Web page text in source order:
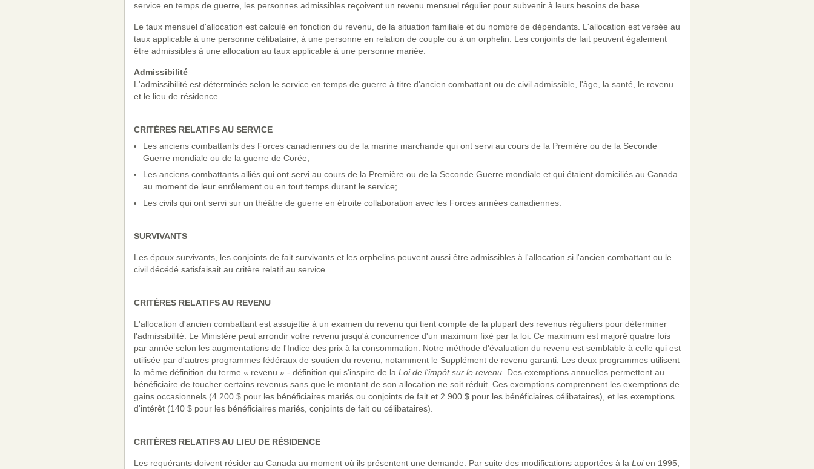
service en temps de guerre, les personnes admissibles reçoivent un revenu mensuel régulier pour subvenir à leurs besoins de base.
Le taux mensuel d'allocation est calculé en fonction du revenu, de la situation familiale et du nombre de dépendants. L'allocation est versée au
taux applicable à une personne célibataire, à une personne en relation de couple ou à un orphelin. Les conjoints de fait peuvent également
être admissibles à une allocation au taux applicable à une personne mariée.
Admissibilité
L'admissibilité est déterminée selon le service en temps de guerre à titre d'ancien combattant ou de civil admissible, l'âge, la santé, le revenu
et le lieu de résidence.
CRITÈRES RELATIFS AU SERVICE
Les anciens combattants des Forces canadiennes ou de la marine marchande qui ont servi au cours de la Première ou de la Seconde
Guerre mondiale ou de la guerre de Corée;
Les anciens combattants alliés qui ont servi au cours de la Première ou de la Seconde Guerre mondiale et qui étaient domiciliés au Canada
au moment de leur enrôlement ou en tout temps durant le service;
Les civils qui ont servi sur un théâtre de guerre en étroite collaboration avec les Forces armées canadiennes.
SURVIVANTS
Les époux survivants, les conjoints de fait survivants et les orphelins peuvent aussi être admissibles à l'allocation si l'ancien combattant ou le
civil décédé satisfaisait au critère relatif au service.
CRITÈRES RELATIFS AU REVENU
L'allocation d'ancien combattant est assujettie à un examen du revenu qui tient compte de la plupart des revenus réguliers pour déterminer
l'admissibilité. Le Ministère peut arrondir votre revenu jusqu'à concurrence d'un maximum fixé par la loi. Ce maximum est majoré quatre fois
par année selon les augmentations de l'Indice des prix à la consommation. Notre méthode d'évaluation du revenu est semblable à celle qui est
utilisée par d'autres programmes fédéraux de soutien du revenu, notamment le Supplément de revenu garanti. Les deux programmes utilisent
la même définition du terme « revenu » - définition qui s'inspire de la Loi de l'impôt sur le revenu. Des exemptions annuelles permettent au
bénéficiaire de toucher certains revenus sans que le montant de son allocation ne soit réduit. Ces exemptions comprennent les exemptions de
gains occasionnels (4 200 $ pour les bénéficiaires mariés ou conjoints de fait et 2 900 $ pour les bénéficiaires célibataires), et les exemptions
d'intérêt (140 $ pour les bénéficiaires mariés, conjoints de fait ou célibataires).
CRITÈRES RELATIFS AU LIEU DE RÉSIDENCE
Les requérants doivent résider au Canada au moment où ils présentent une demande. Par suite des modifications apportées à la Loien 1995,